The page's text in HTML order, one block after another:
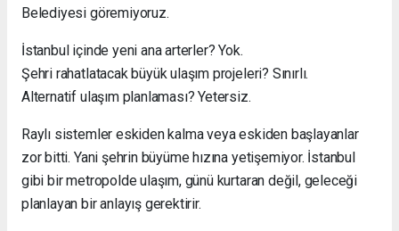
Belediyesi göremiyoruz.
İstanbul içinde yeni ana arterler? Yok.
Şehri rahatlatacak büyük ulaşım projeleri? Sınırlı.
Alternatif ulaşım planlaması? Yetersiz.
Raylı sistemler eskiden kalma veya eskiden başlayanlar
zor bitti. Yani şehrin büyüme hızına yetişemiyor. İstanbul
gibi bir metropolde ulaşım, günü kurtaran değil, geleceği
planlayan bir anlayış gerektirir.